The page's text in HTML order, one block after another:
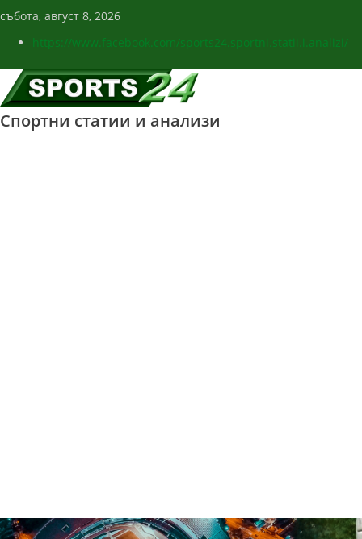
събота, август 8, 2026
https://www.facebook.com/sports24.sportni.statii.i.analizi/
Спортни статии и анализи